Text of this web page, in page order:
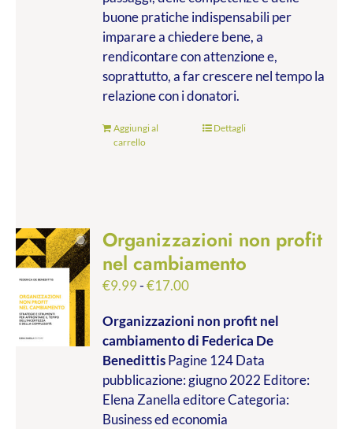
buone pratiche indispensabili per
imparare a chiedere bene, a
rendicontare con attenzione e,
soprattutto, a far crescere nel tempo la
relazione con i donatori.
Aggiungi al
carrello
Dettagli
Organizzazioni non profit
nel cambiamento
€9.99-€17.00Fascia
prezzo:
da
€9.99
a
€17.00
Organizzazioni non profit nel
cambiamentodi Federica De
BenedittisPagine 124 Data
pubblicazione: giugno 2022 Editore:
Elena Zanella editore Categoria:
Business ed economia